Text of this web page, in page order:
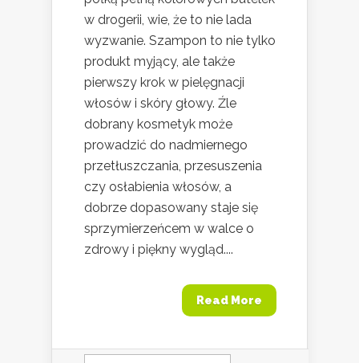
w drogerii, wie, że to nie lada
wyzwanie. Szampon to nie tylko
produkt myjący, ale także
pierwszy krok w pielęgnacji
włosów i skóry głowy. Źle
dobrany kosmetyk może
prowadzić do nadmiernego
przetłuszczania, przesuszenia
czy osłabienia włosów, a
dobrze dopasowany staje się
sprzymierzeńcem w walce o
zdrowy i piękny wygląd....
Read More
Szukaj: